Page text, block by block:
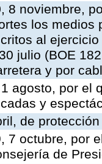
8 noviembre,
los
al
julio (BOE
y por
agosto, por el
y
de
7 octubre, por
de